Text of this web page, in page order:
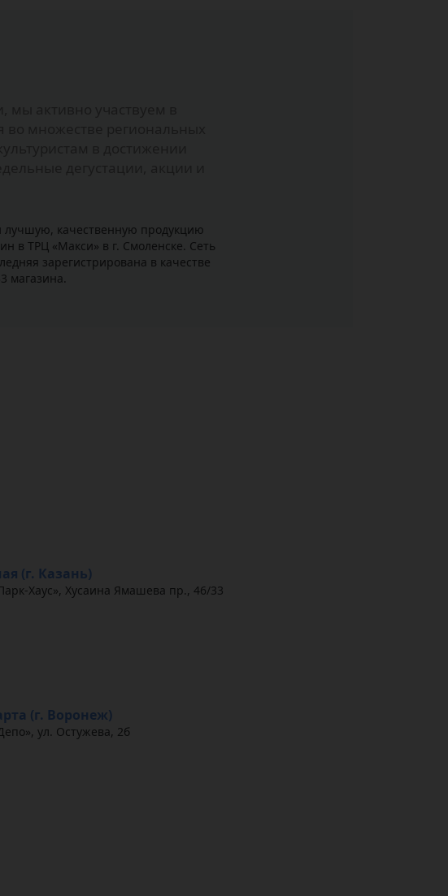
лучшую, качественную продукцию
в ТРЦ «Макси» в г. Смоленске. Сеть
зарегистрирована в качестве
магазина.
(г. Казань)
Хаус», Хусаина Ямашева пр., 46/33
(г. Воронеж)
ул. Остужева, 2б